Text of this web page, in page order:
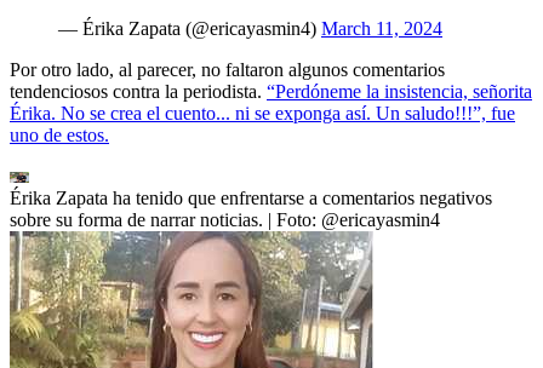
— Érika Zapata (@ericayasmin4) March 11, 2024
Por otro lado, al parecer, no faltaron algunos comentarios
tendenciosos contra la periodista. “Perdóneme la insistencia, señorita
Érika. No se crea el cuento... ni se exponga así. Un saludo!!!”, fue
uno de estos.
Érika Zapata ha tenido que enfrentarse a comentarios negativos
sobre su forma de narrar noticias. | Foto: @ericayasmin4